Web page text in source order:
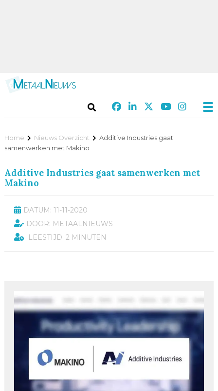
Home Nieuws Overzicht
Additive Industries gaat
samenwerken met Makino
Additive Industries gaat samenwerken met
Makino
DATUM: 11-11-2020
DOOR: METAALNIEUWS
LEESTIJD: 2 MINUTEN